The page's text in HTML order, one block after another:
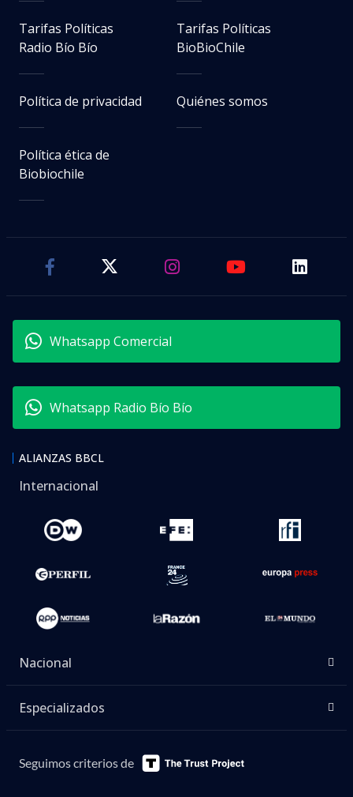
Tarifas Políticas
Radio Bío Bío
Tarifas Políticas
BioBioChile
Política de privacidad Quiénes somos
Política ética de
Biobiochile
Whatsapp Comercial
Whatsapp Radio Bío Bío
ALIANZAS BBCL
Internacional
Nacional
Especializados
Seguimos criterios de